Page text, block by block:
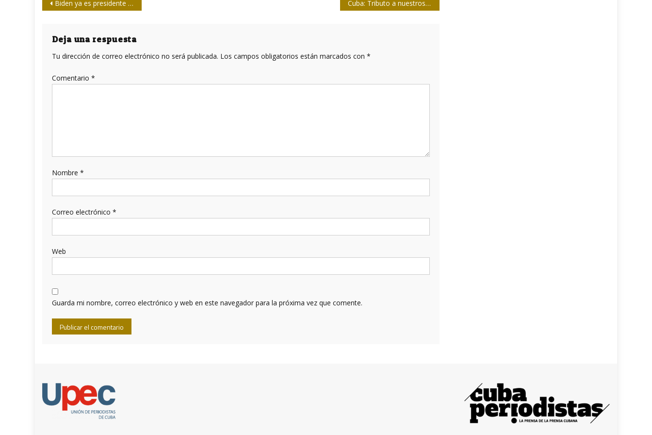
entradas
Biden ya es presidente ¿y ahora qué? Cuba: Tributo a nuestros ancestros y a sus descendientes
Deja una respuesta
Tu dirección de correo electrónico no será publicada. Los campos obligatorios están marcados con *
Comentario *
Nombre *
Correo electrónico *
Web
Guarda mi nombre, correo electrónico y web en este navegador para la próxima vez que comente.